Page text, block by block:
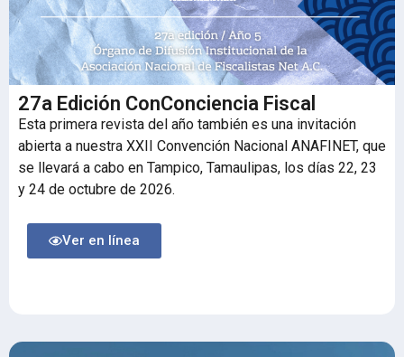
27a Edición ConConciencia Fiscal
Esta primera revista del año también es una invitación
abierta a nuestra XXII Convención Nacional ANAFINET, que
se llevará a cabo en Tampico, Tamaulipas, los días 22, 23
y 24 de octubre de 2026.
Ver en línea